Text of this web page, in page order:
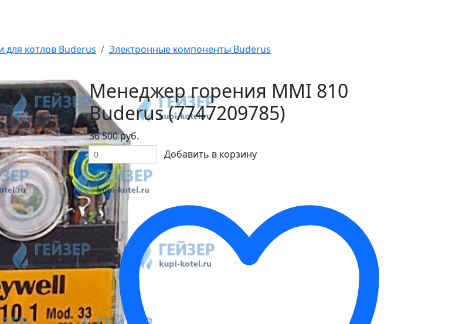
для котлов Buderus
Электронные компоненты Buderus
Менеджер горения MMI 810
Buderus (7747209785)
36 500 руб.
Добавить в корзину